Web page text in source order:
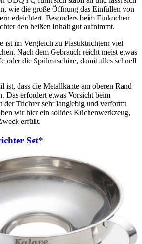
wie die große Öffnung das Einfüllen von
erleichtert. Besonders beim Einkochen
den heißen Inhalt gut aufnimmt.
ist im Vergleich zu Plastiktrichtern viel
Nach dem Gebrauch reicht meist etwas
oder die Spülmaschine, damit alles schnell
ist, dass die Metallkante am oberen Rand
Das erfordert etwas Vorsicht beim
der Trichter sehr langlebig und verformt
wir hier ein solides Küchenwerkzeug,
erfüllt.
Set